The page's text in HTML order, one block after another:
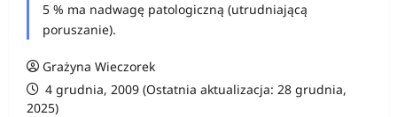
5 % ma nadwagę patologiczną (utrudniającą
poruszanie).
Grażyna Wieczorek
4 grudnia, 2009 (Ostatnia aktualizacja: 28 grudnia,
2025)